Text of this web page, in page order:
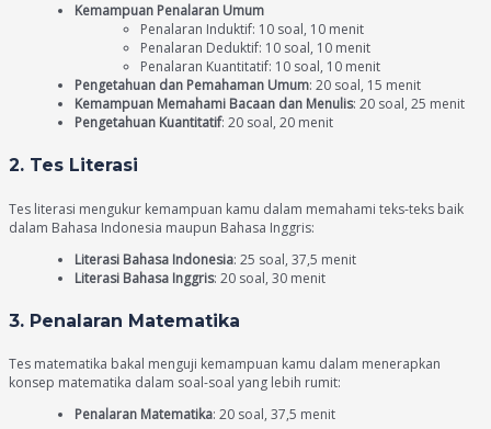
Kemampuan Penalaran Umum
Penalaran Induktif: 10 soal, 10 menit
Penalaran Deduktif: 10 soal, 10 menit
Penalaran Kuantitatif: 10 soal, 10 menit
Pengetahuan dan Pemahaman Umum: 20 soal, 15 menit
Kemampuan Memahami Bacaan dan Menulis: 20 soal, 25 menit
Pengetahuan Kuantitatif: 20 soal, 20 menit
2. Tes Literasi
Tes literasi mengukur kemampuan kamu dalam memahami teks-teks baik
dalam Bahasa Indonesia maupun Bahasa Inggris:
Literasi Bahasa Indonesia: 25 soal, 37,5 menit
Literasi Bahasa Inggris: 20 soal, 30 menit
3. Penalaran Matematika
Tes matematika bakal menguji kemampuan kamu dalam menerapkan
konsep matematika dalam soal-soal yang lebih rumit:
Penalaran Matematika: 20 soal, 37,5 menit